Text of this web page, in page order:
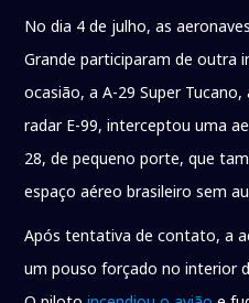
No dia 4 de julho, as
Grande participaram de outra
ocasião, a A-29 Super
radar E-99, interceptou uma
28, de pequeno porte, que
espaço aéreo brasileiro sem
Após tentativa de contato, a
um pouso forçado no interior